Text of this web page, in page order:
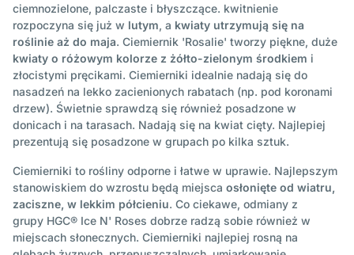
ciemnozielone, palczaste i błyszczące. kwitnienie
rozpoczyna się już w lutym, a kwiaty utrzymują się na
roślinie aż do maja. Ciemiernik 'Rosalie' tworzy piękne, duże
kwiaty o różowym kolorze z żółto-zielonym środkiem i
złocistymi pręcikami. Ciemierniki idealnie nadają się do
nasadzeń na lekko zacienionych rabatach (np. pod koronami
drzew). Świetnie sprawdzą się również posadzone w
donicach i na tarasach. Nadają się na kwiat cięty. Najlepiej
prezentują się posadzone w grupach po kilka sztuk.
Ciemierniki to rośliny odporne i łatwe w uprawie. Najlepszym
stanowiskiem do wzrostu będą miejsca osłonięte od wiatru,
zaciszne, w lekkim półcieniu. Co ciekawe, odmiany z
grupy HGC® Ice N' Roses dobrze radzą sobie również w
miejscach słonecznych. Ciemierniki najlepiej rosną na